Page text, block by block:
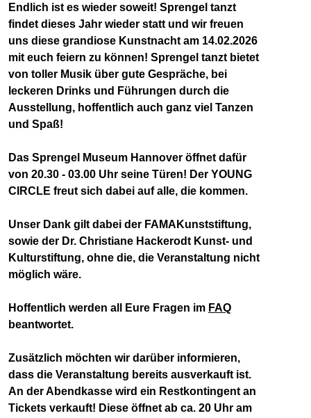
Endlich ist es wieder soweit! Sprengel tanzt
findet dieses Jahr wieder statt und wir freuen
uns diese grandiose Kunstnacht am 14.02.2026
mit euch feiern zu können! Sprengel tanzt bietet
von toller Musik über gute Gespräche, bei
leckeren Drinks und Führungen durch die
Ausstellung, hoffentlich auch ganz viel Tanzen
und Spaß!
Das Sprengel Museum Hannover öffnet dafür
von 20.30 - 03.00 Uhr seine Türen! Der YOUNG
CIRCLE freut sich dabei auf alle, die kommen.
Unser Dank gilt dabei der FAMAKunststiftung,
sowie der Dr. Christiane Hackerodt Kunst- und
Kulturstiftung, ohne die, die Veranstaltung nicht
möglich wäre.
Hoffentlich werden all Eure Fragen im FAQ
beantwortet.
Zusätzlich möchten wir darüber informieren,
dass die Veranstaltung bereits ausverkauft ist.
An der Abendkasse wird ein Restkontingent an
Tickets verkauft! Diese öffnet ab ca. 20 Uhr am